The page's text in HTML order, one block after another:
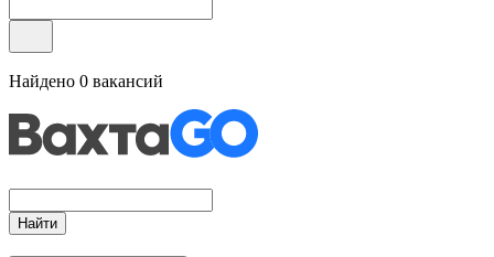
Найдено 0 вакансий
Найти